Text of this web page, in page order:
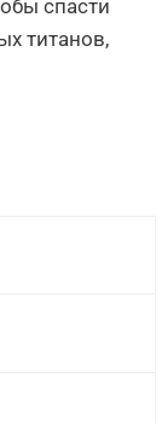
спасти
титанов,